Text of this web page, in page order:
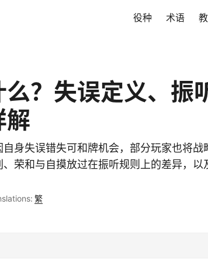
役种 术语
？失误定义、振
解
身失误错失可和牌机会，部分玩家也将战
荣和与自摸放过在振听规则上的差异，以
繁